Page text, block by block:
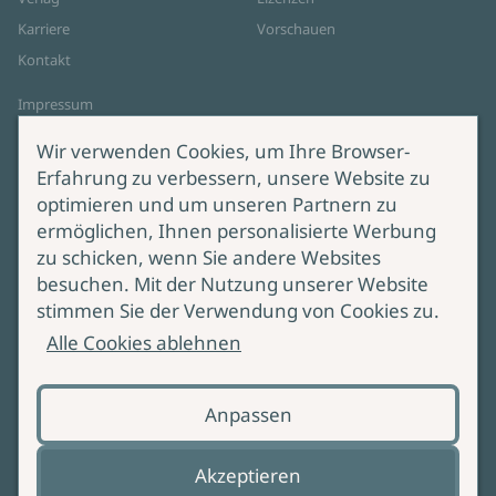
06.11.2026 Orangerie der Stadtbibliothek Füssen
Judith Reusch in Ludwigsburg
10.11.2026 18:30 Kulturzentrum
Zum Event
Karriere
Kontakt
Impressum
Cookie-Einstellungen
AGB Online Shop
Vorschauen
Service
Lieferung & Versand
Produktsicherheit
Bei Fragen zur Produktsicherheit
wenden Sie sich bitte an
Wir verwenden Cookies, um Ihre Browser-
Erfahrung zu verbessern, unsere Website zu
optimieren und um unseren Partnern zu
ermöglichen, Ihnen personalisierte Werbung
zu schicken, wenn Sie andere Websites
besuchen. Mit der Nutzung unserer Website
stimmen Sie der Verwendung von Cookies zu.
Alle Cookies ablehnen
Anpassen
Akzeptieren